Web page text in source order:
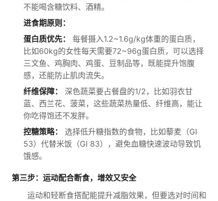
不能喝含糖饮料、酒精。
进食期原则：
蛋白质优先：
每餐摄入1.2~1.6g/kg体重的蛋白质，
比如60kg的女性每天需要72~96g蛋白质，可以选择
三文鱼、鸡胸肉、鸡蛋、豆制品等，既能提升饱腹
感，还能防止肌肉流失。
纤维保障：
深色蔬菜要占餐盘的1/2，比如羽衣甘
蓝、西兰花、菠菜，这些蔬菜热量低、纤维高，能让
你吃得饱还不发胖。
控糖策略：
选择低升糖指数的食物，比如藜麦（GI
53）代替米饭（GI 83），避免血糖快速波动导致饥
饿感。
第三步：运动配合断食，增效又安全
运动和轻断食搭配能提升减脂效果，但要选对时间和